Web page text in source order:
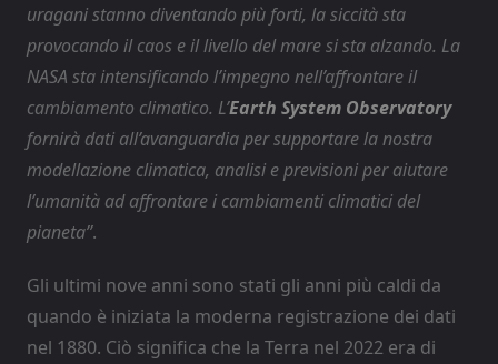
uragani stanno diventando più forti, la siccità sta
provocando il caos e il livello del mare si sta alzando. La
NASA sta intensificando l’impegno nell’affrontare il
cambiamento climatico. L’Earth System Observatory
fornirà dati all’avanguardia per supportare la nostra
modellazione climatica, analisi e previsioni per aiutare
l’umanità ad affrontare i cambiamenti climatici del
pianeta”.
Gli ultimi nove anni sono stati gli anni più caldi da
quando è iniziata la moderna registrazione dei dati
nel 1880. Ciò significa che la Terra nel 2022 era di